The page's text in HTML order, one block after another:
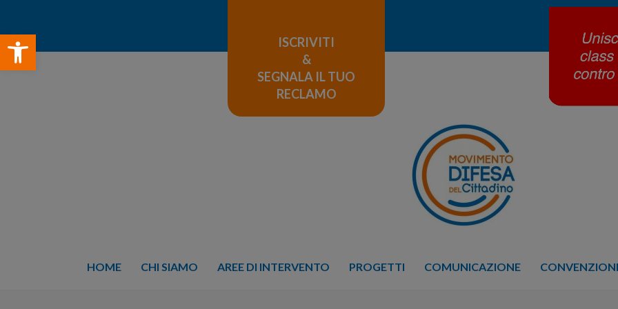
Open toolbar
ISCRIVITI
&
SEGNALA IL TUO
RECLAMO
HOME CHI SIAMO AREE DI INTERVENTO PROGETTI COMUNICAZIONE